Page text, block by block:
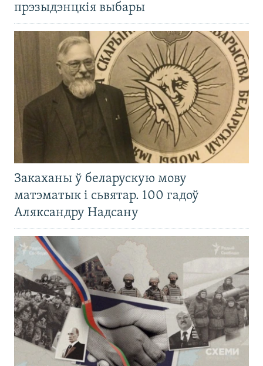
прэзыдэнцкія выбары
Закаханы ў беларускую мову
матэматык і сьвятар. 100 гадоў
Аляксандру Надсану